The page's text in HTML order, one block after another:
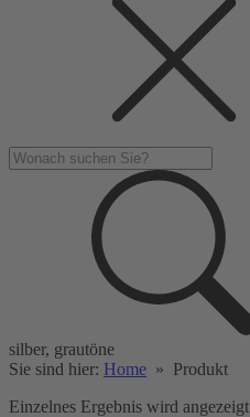
silber, grautöne
Sie sind hier: Home » Produkt
Einzelnes Ergebnis wird angezeigt